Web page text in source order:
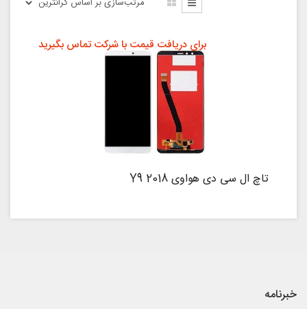
تاچ ال سی دی هواوی Y9 2018
برای دریافت قیمت با شرکت تماس بگیرید
خبرنامه